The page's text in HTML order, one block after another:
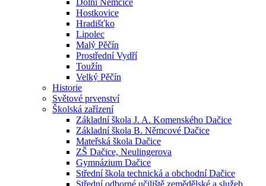
Dolní Němčice
Hostkovice
Hradišťko
Lipolec
Malý Pěčín
Prostřední Vydří
Toužín
Velký Pěčín
Historie
Světové prvenství
Školská zařízení
Základní škola J. A. Komenského Dačice
Základní škola B. Němcové Dačice
Mateřská škola Dačice
ZŠ Dačice, Neulingerova
Gymnázium Dačice
Střední škola technická a obchodní Dačice
Střední odborné učiliště zemědělské a služeb